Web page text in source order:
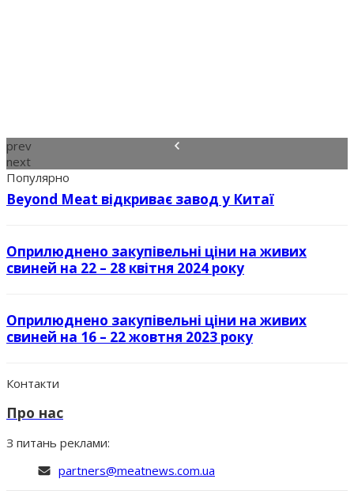
prev
next
Популярно
Beyond Meat відкриває завод у Китаї
Оприлюднено закупівельні ціни на живих
свиней на 22 – 28 квітня 2024 року
Оприлюднено закупівельні ціни на живих
свиней на 16 – 22 жовтня 2023 року
Контакти
Про нас
З питань реклами:
partners@meatnews.com.ua